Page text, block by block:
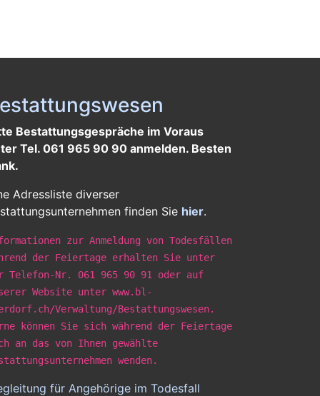
Bestattungsgespräche im Voraus
Tel. 061 965 90 90 anmelden. Besten
Adressliste diverser
finden Sie hier.
zur Anmeldung von Todesfällen
der Feiertage erhalten Sie unter
Telefon-Nr. 061 965 90 91 oder auf
Website unter www.bl-
Verwaltung/Bestattungswesen.
können Sie sich während der Feiertage
an das von Ihnen gewählte
wenden.
für Angehörige im Todesfall